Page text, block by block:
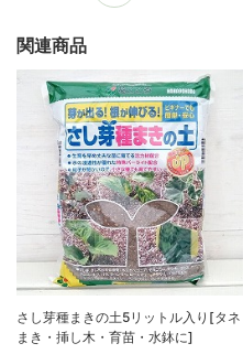
関連商品
さし芽種まきの土5リットル入り[タネ
まき・挿し木・育苗・水鉢に]